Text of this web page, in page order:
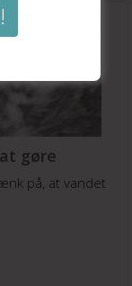
gøre
på, at vandet